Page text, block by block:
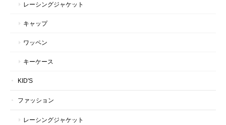
レーシングジャケット
キャップ
ワッペン
キーケース
KID'S
ファッション
レーシングジャケット